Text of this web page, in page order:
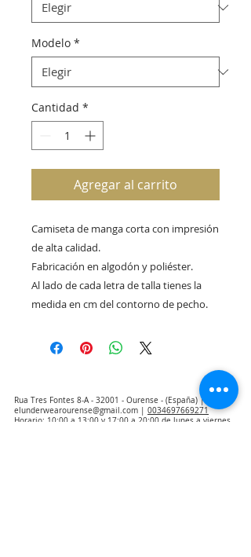
Modelo *
Cantidad *
Agregar al carrito
Camiseta de manga corta con impresión
de alta calidad.
Fabricación en algodón y poliéster.
Al lado de cada letra de talla tienes la
medida en cm del contorno de pecho.
Rua Tres Fontes 8-A - 32001 - Ourense - (España) |
elunderwearourense@gmail.com
0034697669271
Horario: 10:00 a 13:00 y 17:00 a 20:00 de lunes a viernes